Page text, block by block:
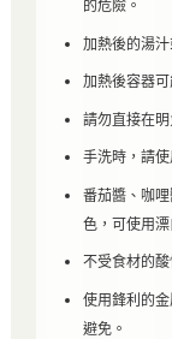
的危險。
加熱後的湯
加熱後容器
請勿直接在
手洗時，請
番茄醬、咖
色，可使用
不受食材的酸
使用鋒利的
避免。